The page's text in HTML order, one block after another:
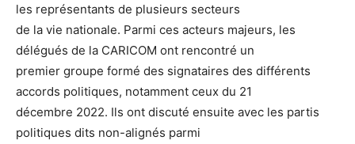
les représentants de plusieurs secteurs
de la vie nationale. Parmi ces acteurs majeurs, les
délégués de la CARICOM ont rencontré un
premier groupe formé des signataires des différents
accords politiques, notamment ceux du 21
décembre 2022. Ils ont discuté ensuite avec les partis
politiques dits non-alignés parmi